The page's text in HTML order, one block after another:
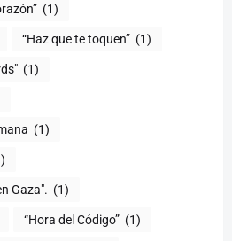
(1)
“Haz que te toquen” (1)
(1)
(1)
Gaza". (1)
(1)